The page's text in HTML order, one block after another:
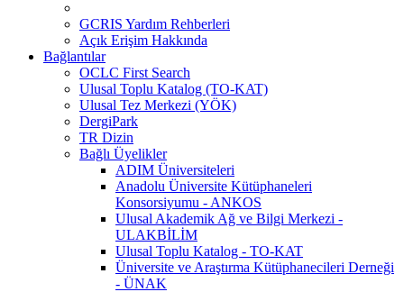
GCRIS Yardım Rehberleri
Açık Erişim Hakkında
Bağlantılar
OCLC First Search
Ulusal Toplu Katalog (TO-KAT)
Ulusal Tez Merkezi (YÖK)
DergiPark
TR Dizin
Bağlı Üyelikler
ADIM Üniversiteleri
Anadolu Üniversite Kütüphaneleri
Konsorsiyumu - ANKOS
Ulusal Akademik Ağ ve Bilgi Merkezi -
ULAKBİLİM
Ulusal Toplu Katalog - TO-KAT
Üniversite ve Araştırma Kütüphanecileri Derneği
- ÜNAK